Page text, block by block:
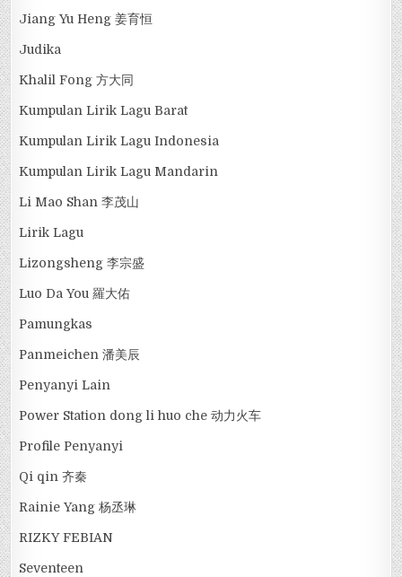
Jiang Yu Heng 姜育恒
Judika
Khalil Fong 方大同
Kumpulan Lirik Lagu Barat
Kumpulan Lirik Lagu Indonesia
Kumpulan Lirik Lagu Mandarin
Li Mao Shan 李茂山
Lirik Lagu
Lizongsheng 李宗盛
Luo Da You 羅大佑
Pamungkas
Panmeichen 潘美辰
Penyanyi Lain
Power Station dong li huo che 动力火车
Profile Penyanyi
Qi qin 齐秦
Rainie Yang 杨丞琳
RIZKY FEBIAN
Seventeen